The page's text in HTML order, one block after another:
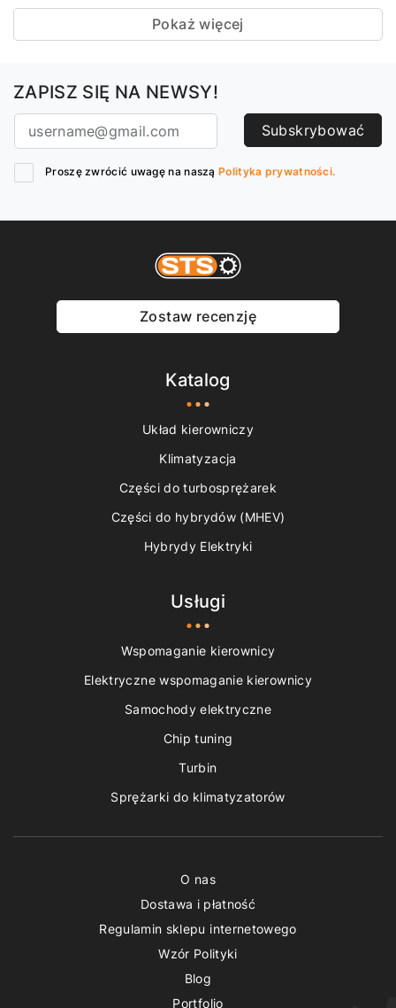
Pokaż więcej
ZAPISZ SIĘ NA NEWSY!
Subskrybować
Proszę zwrócić uwagę na naszą Polityka prywatności.
Zostaw recenzję
Katalog
Układ kierowniczy
Klimatyzacja
Części do turbosprężarek
Części do hybrydów (MHEV)
Hybrydy Elektryki
Usługi
Wspomaganie kierownicy
Elektryczne wspomaganie kierownicy
Samochody elektryczne
Chip tuning
Turbin
Sprężarki do klimatyzatorów
O nas
Dostawa i płatność
Regulamin sklepu internetowego
Wzór Polityki
Blog
Portfolio